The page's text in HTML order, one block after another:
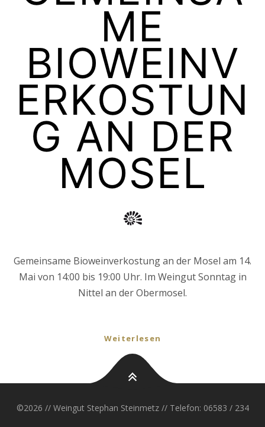
ME
BIOWEINV
ERKOSTUN
G AN DER
MOSEL
Gemeinsame Bioweinverkostung an der Mosel am 14.
Mai von 14:00 bis 19:00 Uhr. Im Weingut Sonntag in
Nittel an der Obermosel.
Weiterlesen
POSTS
ZURÜCK WEITER
©2026 // Weingut Stephan Steinmetz // Telefon: 06583 / 234